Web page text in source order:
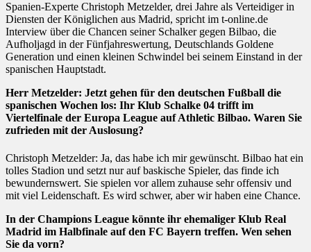
Spanien-Experte Christoph Metzelder, drei Jahre als Verteidiger in
Diensten der Königlichen aus Madrid, spricht im t-online.de
Interview über die Chancen seiner Schalker gegen Bilbao, die
Aufholjagd in der Fünfjahreswertung, Deutschlands Goldene
Generation und einen kleinen Schwindel bei seinem Einstand in der
spanischen Hauptstadt.
Herr Metzelder: Jetzt gehen für den deutschen Fußball die
spanischen Wochen los: Ihr Klub Schalke 04 trifft im
Viertelfinale der Europa League auf Athletic Bilbao. Waren Sie
zufrieden mit der Auslosung?
Christoph Metzelder: Ja, das habe ich mir gewünscht. Bilbao hat ein
tolles Stadion und setzt nur auf baskische Spieler, das finde ich
bewundernswert. Sie spielen vor allem zuhause sehr offensiv und
mit viel Leidenschaft. Es wird schwer, aber wir haben eine Chance.
In der Champions League könnte ihr ehemaliger Klub Real
Madrid im Halbfinale auf den FC Bayern treffen. Wen sehen
Sie da vorn?